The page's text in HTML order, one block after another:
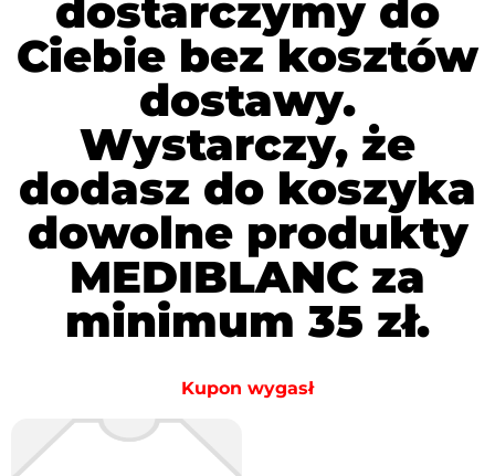
dostarczymy do
Ciebie bez kosztów
dostawy.
Wystarczy, że
dodasz do koszyka
dowolne produkty
MEDIBLANC za
minimum 35 zł.
Kupon wygasł